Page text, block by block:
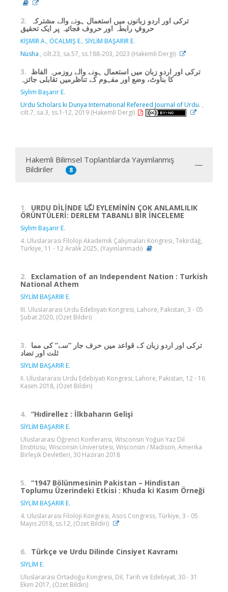
2. ترکی اور اردو زبانوں میں استعمال ہونے والے مشترکہ
حروفِ رابطہ اور حروف فجائیہ پر ایک تحقیق
KİŞMİR A., ÖCALMIŞ E., SİYLİM BAŞARIR E.
Nüsha , cilt.23, sa.57, ss.188-203, 2023 (Hakemli Dergi)
3. ترکی اور اردو زبان میں استعمال ہونے والے روزمرہ الفاظ
کا بناوٹ، وضع اور مفہوم کے تناظرمیں تقابلی جائزہ
Siylim Başarır E.
Urdu Scholars kı Dunya International Refereed Journal of Urdu. ,
cilt.7, sa.3, ss.1-12, 2019 (Hakemli Dergi)
Hakemli Bilimsel Toplantılarda Yayımlanmış
Bildiriler
8
1. URDU DİLİNDE لگنا EYLEMİNİN ÇOK ANLAMLILIK
ÖRÜNTÜLERİ: DERLEM TABANLI BİR İNCELEME
Siylim Başarır E.
4. Uluslararası Filoloji Akademik Çalışmaları Kongresi, Tekirdağ,
Türkiye, 11 - 12 Aralık 2025, (Yayınlanmadı)
2. Exclamation of an Independent Nation : Turkish
National Athem
SİYLİM BAŞARIR E.
III. Uluslararası Urdu Edebiyatı Kongresi, Lahore, Pakistan, 3 - 05
Şubat 2020, (Özet Bildiri)
3. ترکی اور اردو زبان کے قواعد میں حرف جار ”سے” کی مما
ثلت اور تضاد
SİYLİM BAŞARIR E.
II. Uluslararası Urdu Edebiyatı Kongresi, Lahore, Pakistan, 12 - 16
Kasım 2018, (Özet Bildiri)
4. “Hıdirellez : İlkbaharın Gelişi
SİYLİM BAŞARIR E.
Uluslararası Öğrenci Konferansı, Wisconsin Yoğun Yaz Dil
Enstitüsü, Wisconsin Üniversitesi, Wisconsin / Madison, Amerika
Birleşik Devletleri, 30 Haziran 2018
5. “1947 Bölünmesinin Pakistan – Hindistan
Toplumu Üzerindeki Etkisi : Khuda ki Kasım Örneği
SİYLİM BAŞARIR E.
4. Uluslararası Filoloji Kongresi, Asos Congress, Türkiye, 3 - 05
Mayıs 2018, ss.12, (Özet Bildiri)
6. Türkçe ve Urdu Dilinde Cinsiyet Kavramı
SİYLİM E.
Uluslararası Ortadoğu Kongresi, Dil, Tarih ve Edebiyat, 30 - 31
Ekim 2017, (Özet Bildiri)